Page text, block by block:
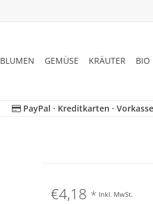
BLUMEN GEMÜSE KRÄUTER BIO
PayPal · Kreditkarten ·
€4,18 * Inkl. MwSt.